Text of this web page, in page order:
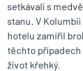
setkávali s
stanu. V
hotelu zamířil
těchto případech
život křehký.